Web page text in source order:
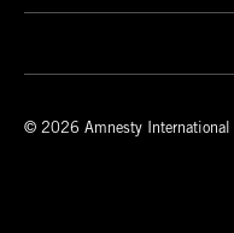
© 2026 Amnesty International